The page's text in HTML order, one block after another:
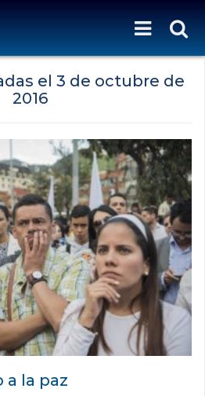
el 3 de octubre de
2016
a la paz